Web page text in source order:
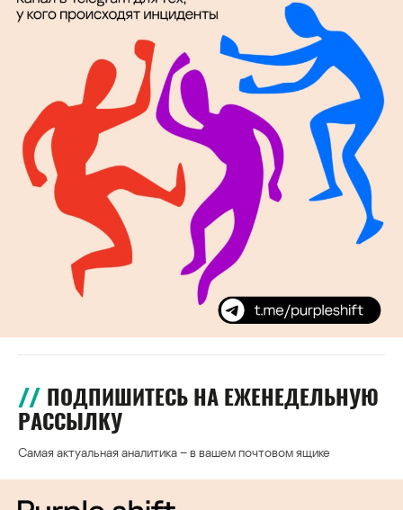
ПОДПИШИТЕСЬ НА ЕЖЕНЕДЕЛЬНУЮ
РАССЫЛКУ
Самая актуальная аналитика – в вашем почтовом ящике